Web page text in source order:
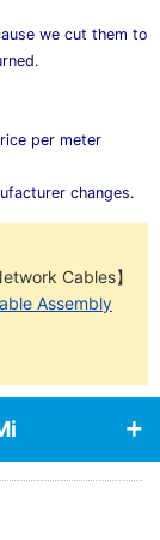
we cut them to
per meter
changes.
Cables】
Assembly